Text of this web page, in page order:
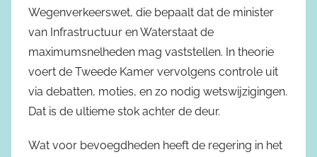
Wegenverkeerswet, die bepaalt dat de minister
van Infrastructuur en Waterstaat de
maximumsnelheden mag vaststellen. In theorie
voert de Tweede Kamer vervolgens controle uit
via debatten, moties, en zo nodig wetswijzigingen.
Dat is de ultieme stok achter de deur.
Wat voor bevoegdheden heeft de regering in het